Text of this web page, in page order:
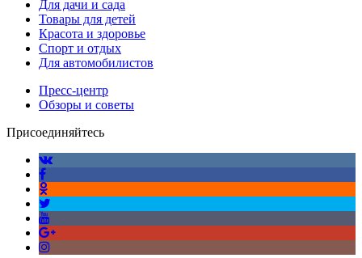
Для дачи и сада
Товары для детей
Красота и здоровье
Спорт и отдых
Для автомобилистов
Пресс-центр
Обзоры и советы
Присоединяйтесь